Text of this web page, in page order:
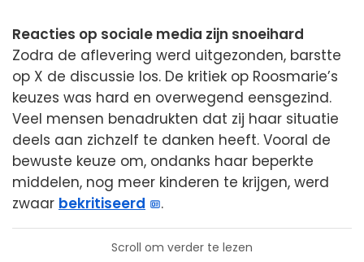
Reacties op sociale media zijn snoeihard
Zodra de aflevering werd uitgezonden, barstte
op X de discussie los. De kritiek op Roosmarie’s
keuzes was hard en overwegend eensgezind.
Veel mensen benadrukten dat zij haar situatie
deels aan zichzelf te danken heeft. Vooral de
bewuste keuze om, ondanks haar beperkte
middelen, nog meer kinderen te krijgen, werd
zwaar bekritiseerd .
Scroll om verder te lezen